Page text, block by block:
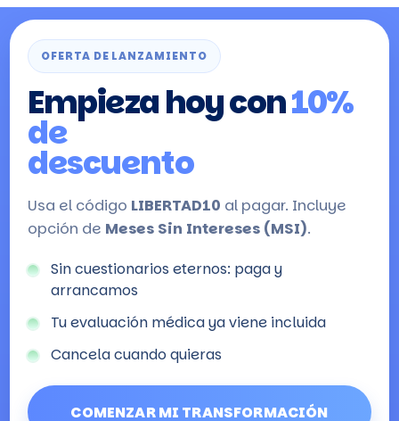
OFERTA DE LANZAMIENTO
Empieza hoy con10%
de
descuento
Usa el código LIBERTAD10 al pagar. Incluye
opción de Meses Sin Intereses (MSI).
Sin cuestionarios eternos: paga y
arrancamos
Tu evaluación médica ya viene incluida
Cancela cuando quieras
COMENZAR MI TRANSFORMACIÓN